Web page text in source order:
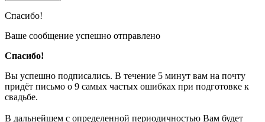
Спасибо!
Ваше сообщение успешно отправлено
Спасибо!
Вы успешно подписались. В течение 5 минут вам на почту
придёт письмо о 9 самых частых ошибках при подготовке к
свадьбе.
В дальнейшем с определенной периодичностью Вам будет